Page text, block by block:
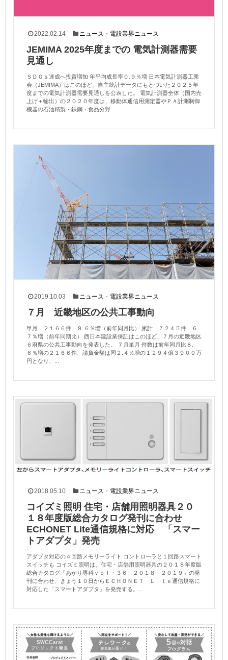
2022.02.14 ニュース ・ 電設業界ニュース
JEMIMA 2025年度までの 電気計測器需要
見通し
ＳＤＧｓ達成へ投資増加 年平均成長率０.９％増 日本電気計測器工業
会（JEMIMA）はこのほど、自主統計データにもとづいた２０２５年
度までの電気計測器需要見通しを公表した。 電気計測器全体（国内売
上げ＋輸出）の２０２０年度は、移動体通信用測定器やＰＡ計測制御
機器の石油精製・鉄鋼・食品分野...
2019.10.03 ニュース ・ 電設業界ニュース
７月 近畿地区の公共工事動向
単月 ２１６６件 ８.６％増（前年同月比） 累計 ７２４５件 ６.
７％増（前年同期比） 西日本建設業保証はこのほど、７月の近畿地区
６府県の公共工事動向を発表した。 ７月単月 件数は前年同月比８.
６％増の２１６６件、請負金額は同２.４％増の１２９４億３９００万
円となり、...
2018.05.10 ニュース ・ 電設業界ニュース
コイズミ照明 住宅・店舗用照明器具２０
１８年度版総合カタログ発刊に合わせ
ECHONET Lite通信規格に対応 「スマー
トアダプタ」発売
アダプタ対応の４回路メモリーライト コントローラと１回路スマート
スイッチも コイズミ照明は、住宅・店舗用照明器具の２０１８年度版
総合カタログ「あかり専科ｖｏｌ・３６ ２０１８—２０１９」の発
刊に合わせ、きょう１０日からＥＣＨＯＮＥＴ Ｌｉｔｅ通信規格に
対応した「スマートアダプタ」を発売する。...